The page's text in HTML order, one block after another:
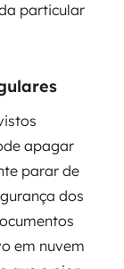
particular
apagar
parar de
dos
em nuvem